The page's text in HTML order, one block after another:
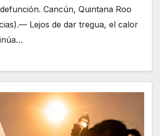
Cancún, Quintana Roo
Lejos de dar tregua, el calor